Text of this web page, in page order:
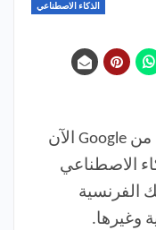
الذكاء الاصطناعي
أصبح بإمكان NotebookLM من Google الآن
الاصطناعي
ذلك الفرنسية
وغيرها.